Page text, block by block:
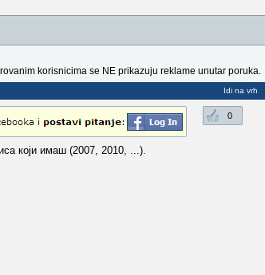
korisnicima se NE prikazuju reklame unutar poruka.
Idi na vrh
0
који имаш (2007, 2010, ...).